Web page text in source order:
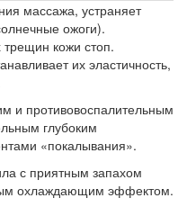
массажа, устраняет
ожоги).
кожи стоп.
их эластичность,
и противовоспалительным
глубоким
«покалывания».
с приятным запахом
охлаждающим эффектом.